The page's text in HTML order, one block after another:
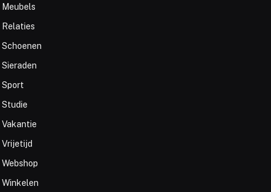
Meubels
Relaties
Schoenen
Sieraden
Sport
Studie
Vakantie
Vrijetijd
Webshop
Winkelen